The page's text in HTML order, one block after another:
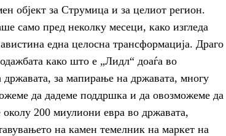
објект за Струмица и за целиот регион.
само пред неколку месеци, како изгледа
една целосна трансформација. Драго
како што е „Лидл“ доаѓа во
за мапирање на државата, многу
да дадеме поддршка и да овозможеме да
200 миулиони евра во државата,
на камен темелник на маркет на